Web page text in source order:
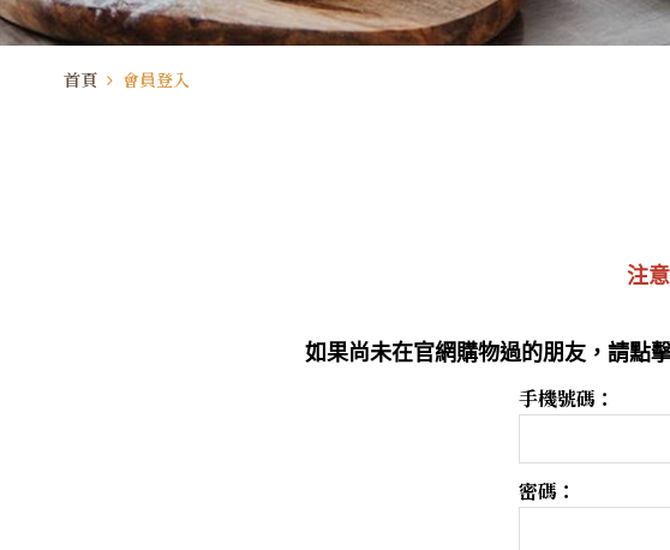
首頁 會員登入
注意
如果尚未在官網購物過的朋友，請點
手機號碼：
密碼：